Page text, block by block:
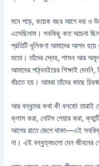
মনে পড়ে, কয়েক বছর আগে ভয় ও
এসেছিলাম। সবকিছু কত অচেনা
প্রতিটি ধূলিকণা আমাদের আপন হয়ে
মতো। তাঁদের স্নেহ, শাসন আর
আমাদের পাঠ্যবইয়ের শিক্ষাই
বাঁচতে হয়। আমরা তাঁদের কাছে
আর বন্ধুদের কথা কী বলবো! তারাই
ক্লাস করা, নোটস শেয়ার করা,
আগের রাতে জেগে থাকা—এই
না। এই বন্ধুত্বগুলো যেন জীবনের